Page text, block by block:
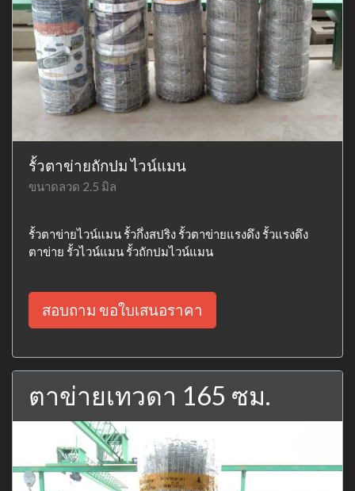
รั้วตาข่ายถักปม ไวน์แมน
ขนาดลวด 2.5 มิล
รั้วตาข่ายไวน์แมน รั้วกึ่งสปริง รั้วตาข่ายแรงดึง รั้วแรงดึง
ตาข่าย รั้วไวน์แมน รั้วถักปมไวน์แมน
สอบถาม ขอใบเสนอราคา
ตาข่ายเทวดา 165 ซม.